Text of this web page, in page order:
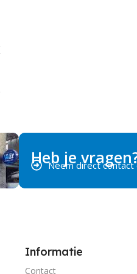
Heb je
Neem direct contact
Informatie
Contact